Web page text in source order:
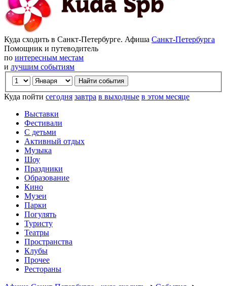
Куда сходить в Санкт-Петербурге. Афиша Санкт-Петербурга
Помощник и путеводитель
по интересным местам
и лучшим событиям
Куда пойти сегодня завтра в выходные в этом месяце
Выставки
Фестивали
С детьми
Активный отдых
Музыка
Шоу
Праздники
Образование
Кино
Музеи
Парки
Погулять
Туристу
Театры
Пространства
Клубы
Прочее
Рестораны